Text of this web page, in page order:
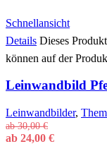
Schnellansicht
Details Dieses
können auf der
Leinwandbild
Leinwandbilder,
ab30,00€
ab 24,00 €